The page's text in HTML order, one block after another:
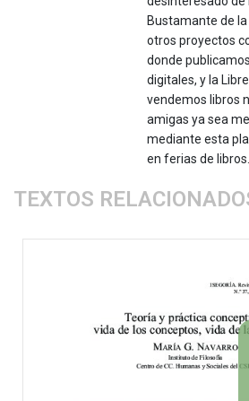
Bustamante de
otros proyectos
donde
digitales, y la
vendemos libros
amigas ya sea
mediante esta
en ferias de libros.
TEXTOS